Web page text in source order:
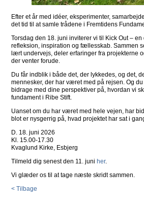
Efter et år med idéer, eksperimenter,
det tid til at samle trådene i Fremtidens
Torsdag den 18. juni inviterer vi til Kick Out – en
refleksion, inspiration og fællesskab. Sammen
lært undervejs, deler erfaringer fra projekterne
der venter forude.
Du får indblik i både det, der lykkedes, og det,
mennesker, der har været med på rejsen. Og
bidrage med dine perspektiver på, hvordan vi
fundament i Ribe Stift.
Uanset om du har været med hele vejen, har
blot er nysgerrig på, hvad projektet har sat i
D. 18. juni 2026
Kl. 15.00-17.30
Kvaglund Kirke, Esbjerg
Tilmeld dig senest den 11. juni her.
Vi glæder os til at tage næste skridt sammen.
< Tilbage